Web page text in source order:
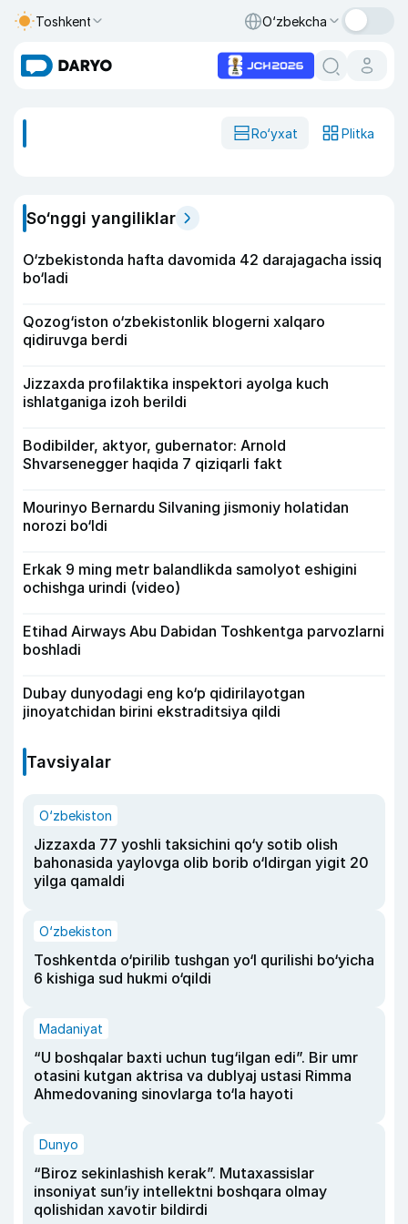
Toshkent O‘zbekcha
Ro‘yxat Plitka
So‘nggi yangiliklar
O‘zbekistonda hafta davomida 42 darajagacha issiq
bo‘ladi
Qozog‘iston o‘zbekistonlik blogerni xalqaro
qidiruvga berdi
Jizzaxda profilaktika inspektori ayolga kuch
ishlatganiga izoh berildi
Bodibilder, aktyor, gubernator: Arnold
Shvarsenegger haqida 7 qiziqarli fakt
Mourinyo Bernardu Silvaning jismoniy holatidan
norozi bo‘ldi
Erkak 9 ming metr balandlikda samolyot eshigini
ochishga urindi (video)
Etihad Airways Abu Dabidan Toshkentga parvozlarni
boshladi
Dubay dunyodagi eng ko‘p qidirilayotgan
jinoyatchidan birini ekstraditsiya qildi
Tavsiyalar
O‘zbekiston
Jizzaxda 77 yoshli taksichini qo‘y sotib olish
bahonasida yaylovga olib borib o‘ldirgan yigit 20
yilga qamaldi
O‘zbekiston
Toshkentda o‘pirilib tushgan yo‘l qurilishi bo‘yicha
6 kishiga sud hukmi o‘qildi
Madaniyat
“U boshqalar baxti uchun tug‘ilgan edi”. Bir umr
otasini kutgan aktrisa va dublyaj ustasi Rimma
Ahmedovaning sinovlarga to‘la hayoti
Dunyo
“Biroz sekinlashish kerak”. Mutaxassislar
insoniyat sun’iy intellektni boshqara olmay
qolishidan xavotir bildirdi